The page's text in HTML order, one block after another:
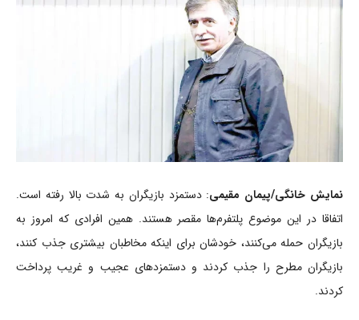
نمایش خانگی/پیمان مقیمی: دستمزد بازیگران به شدت بالا رفته است.
اتفاقا در این موضوع پلتفرم‌ها مقصر هستند. همین افرادی که امروز به
بازیگران حمله می‌کنند، خودشان برای اینکه مخاطبان بیشتری جذب کنند،
بازیگران مطرح را جذب کردند و دستمزدهای عجیب و غریب پرداخت
کردند.